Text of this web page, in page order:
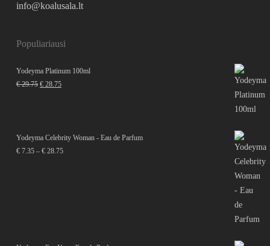
info@koalusala.lt
Populiariausi
Yodeyma Platinum 100ml
€29.75 Original
€28.75Current
Yodeyma Celebrity Woman - Eau de Parfum
€7.35 – €28.75Price